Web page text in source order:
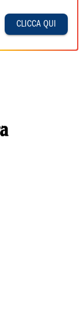
CLICCA QUI